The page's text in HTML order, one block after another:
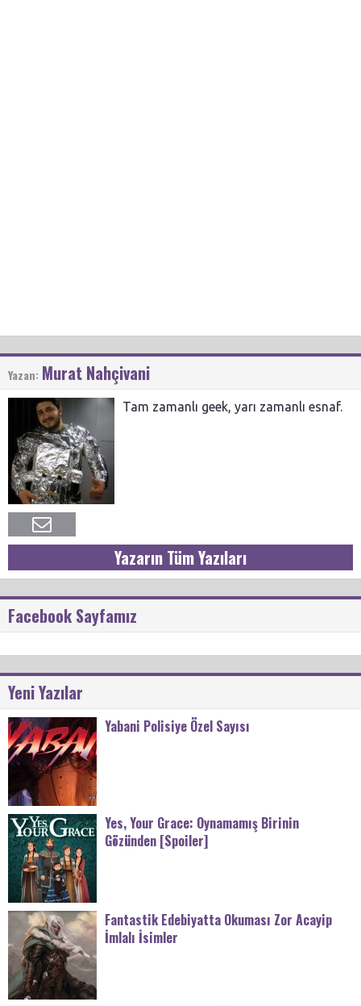
Yazan: Murat Nahçivani
Tam zamanlı geek, yarı zamanlı esnaf.
Yazarın Tüm Yazıları
Facebook Sayfamız
Yeni Yazılar
Yabani Polisiye Özel Sayısı
Yes, Your Grace: Oynamamış Birinin
Gözünden [Spoiler]
Fantastik Edebiyatta Okuması Zor Acayip
İmlalı İsimler